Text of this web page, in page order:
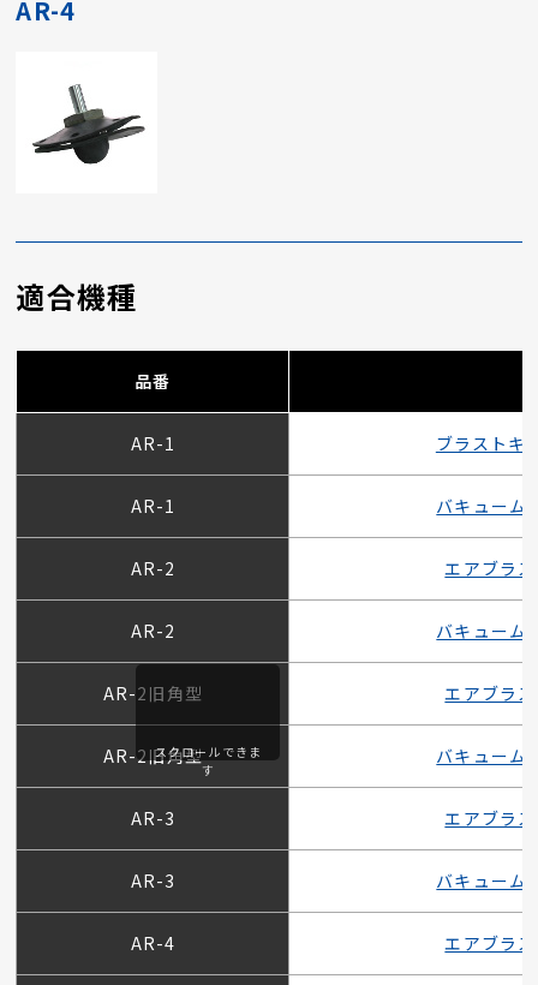
AR-4
適合機種
品番
AR-1 ブラストキ
AR-1 バキューム
AR-2 エアブラ
AR-2 バキューム
AR-2旧角型 エアブラ
AR-2旧角型 バキューム
AR-3 エアブラ
AR-3 バキューム
AR-4 エアブラ
スクロールできま
す